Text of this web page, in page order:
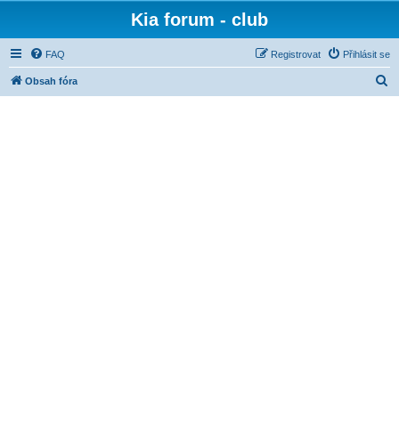
Kia forum - club
FAQ Přihlásit se
Registrovat
Obsah fóra